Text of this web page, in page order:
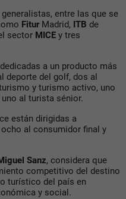
entre las que se
Fitur Madrid, ITB de
sector MICE y tres
a un producto más
deporte del golf, dos al
y turismo activo, uno
al turista sénior.
están dirigidas a
al consumidor final y
Sanz, considera que
competitivo del destino
turístico del país en
y social.